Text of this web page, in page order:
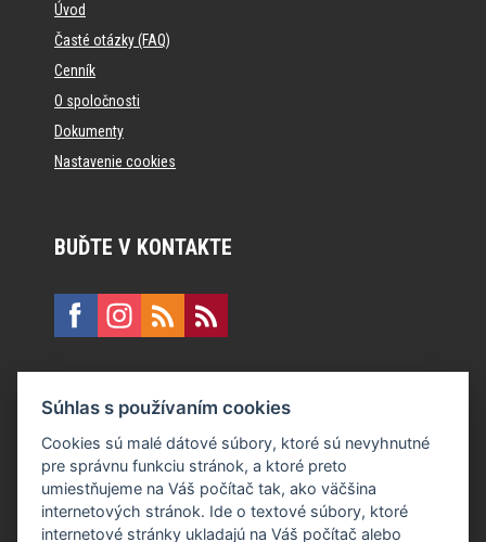
Úvod
Časté otázky (FAQ)
Cenník
O spoločnosti
Dokumenty
Nastavenie cookies
BUĎTE V KONTAKTE
E:recepcia@formfactory.sk
Form Factory Slovakia s.r.o., Ružová dolina 480/6, 821 08
Bratislava
Súhlas s používaním cookies
Cookies sú malé dátové súbory, ktoré sú nevyhnutné
pre správnu funkciu stránok, a ktoré preto
umiestňujeme na Váš počítač tak, ako väčšina
internetových stránok. Ide o textové súbory, ktoré
internetové stránky ukladajú na Váš počítač alebo